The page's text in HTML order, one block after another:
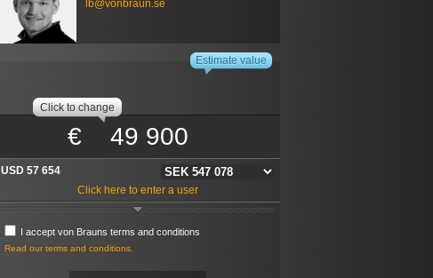
lb@vonbraun.se
Estimate value
Click to change
€
USD 57 654
Click here to enter a user
Din ip-adresse: 216.73.216.171
Fields marked with * are mandatory
OBSERVE - The information you enter will be stored in a cookie
localy on this computer. If this is a public computer, the
information will be stored for 30 minutes. If this is a private
computer the information will be stored for 30 days. Every time
you place a new bid the time is reset. If this is a public computer
localy stored information via the link below.
I accept von Brauns terms and conditions
Read our terms and conditions.